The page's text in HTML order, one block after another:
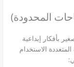
المحدودة)
بأفكار إبداعية
الاستخدام